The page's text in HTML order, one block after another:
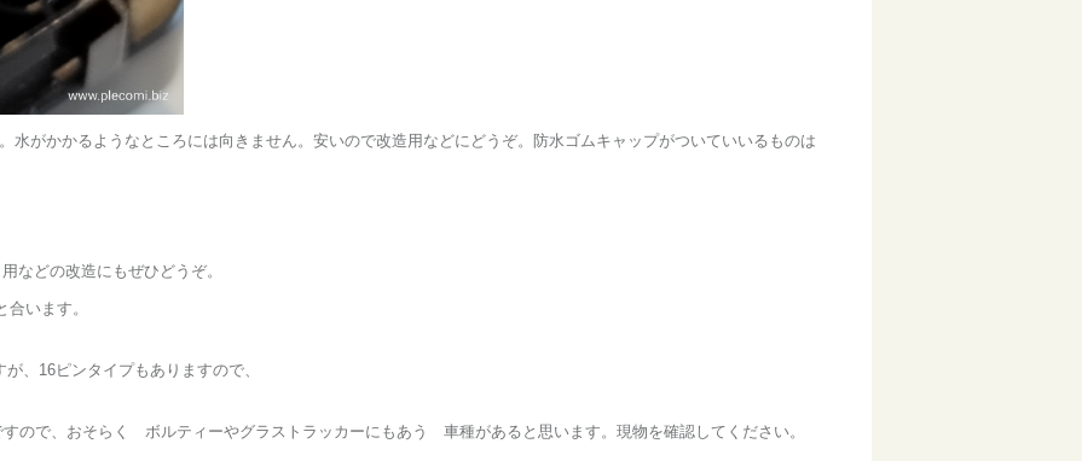
水がかかるようなところには向きません。安いので改造用などにどうぞ。防水ゴムキャップがついていいるものは
などの改造にもぜひどうぞ。
います。
、16ピンタイプもありますので、
ので、おそらく ボルティーやグラストラッカーにもあう 車種があると思います。現物を確認してください。